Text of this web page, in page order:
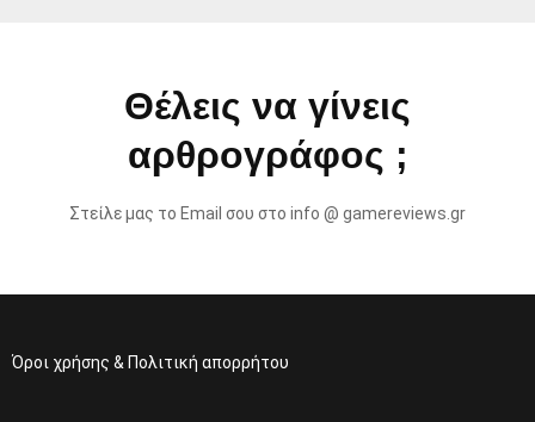
Θέλεις να γίνεις
αρθρογράφος ;
Στείλε μας το Email σου στο info @ gamereviews.gr
Όροι χρήσης & Πολιτική απορρήτου